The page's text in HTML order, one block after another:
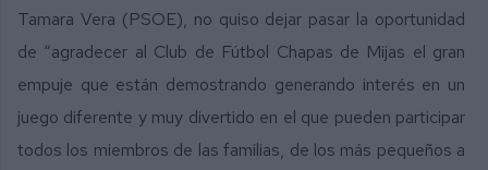
Tamara Vera (PSOE), no quiso dejar pasar la oportunidad
de “agradecer al Club de Fútbol Chapas de Mijas el gran
empuje que están demostrando generando interés en un
juego diferente y muy divertido en el que pueden participar
todos los miembros de las familias, de los más pequeños a